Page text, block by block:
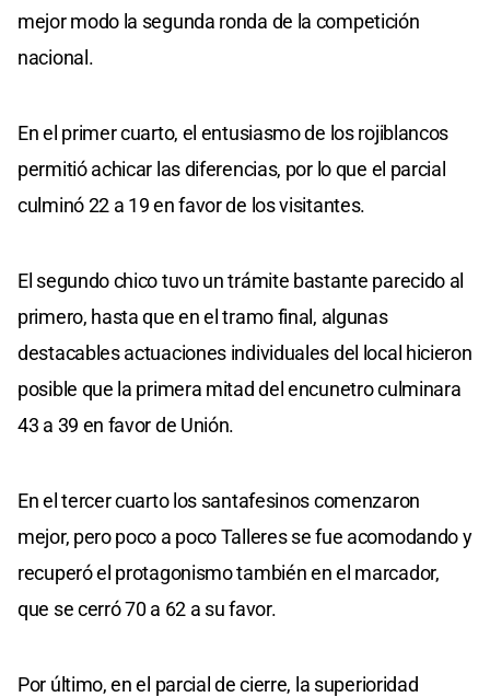
mejor modo la segunda ronda de la competición
nacional.
En el primer cuarto, el entusiasmo de los rojiblancos
permitió achicar las diferencias, por lo que el parcial
culminó 22 a 19 en favor de los visitantes.
El segundo chico tuvo un trámite bastante parecido al
primero, hasta que en el tramo final, algunas
destacables actuaciones individuales del local hicieron
posible que la primera mitad del encunetro culminara
43 a 39 en favor de Unión.
En el tercer cuarto los santafesinos comenzaron
mejor, pero poco a poco Talleres se fue acomodando y
recuperó el protagonismo también en el marcador,
que se cerró 70 a 62 a su favor.
Por último, en el parcial de cierre, la superioridad